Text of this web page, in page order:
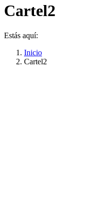
Cartel2
Estás aquí:
Inicio
Cartel2